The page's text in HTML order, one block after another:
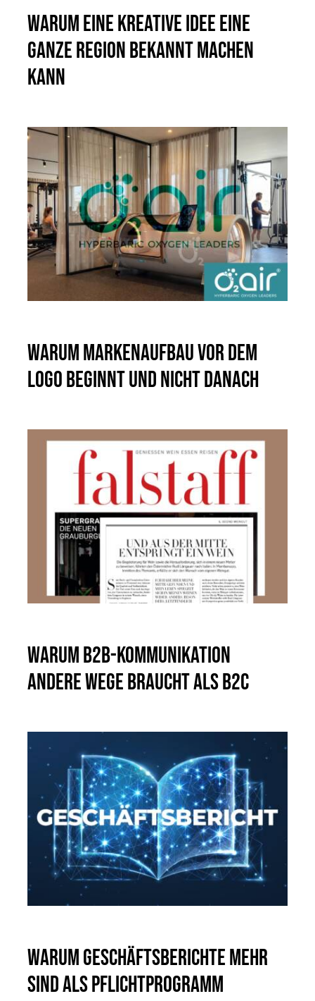
Warum eine kreative Idee eine
ganze Region bekannt machen
kann
Warum Markenaufbau vor dem
Logo beginnt und nicht danach
Warum B2B-Kommunikation
andere Wege braucht als B2C
Warum Geschäftsberichte mehr
sind als Pflichtprogramm